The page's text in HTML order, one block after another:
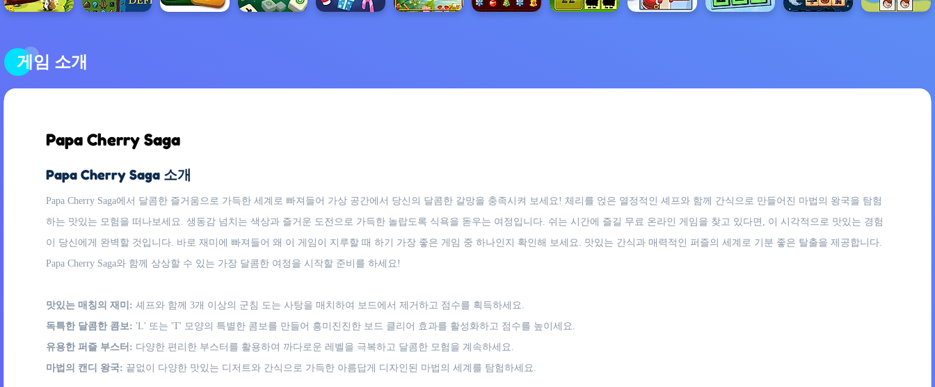
게임 소개
Papa Cherry Saga
Papa Cherry Saga 소개
Papa Cherry Saga에서 달콤한 즐거움으로 가득한 세계로 빠져들어 가상 공간에서 당신의 달콤한 갈망을 충족시켜 보세요! 체리를 얹은 열정적인 셰프와 함께 간식으로 만들어진 마법의 왕국을 탐험
하는 맛있는 모험을 떠나보세요. 생동감 넘치는 색상과 즐거운 도전으로 가득한 놀랍도록 식욕을 돋우는 여정입니다. 쉬는 시간에 즐길 무료 온라인 게임을 찾고 있다면, 이 시각적으로 맛있는 경험
이 당신에게 완벽할 것입니다. 바로 재미에 빠져들어 왜 이 게임이 지루할 때 하기 가장 좋은 게임 중 하나인지 확인해 보세요. 맛있는 간식과 매력적인 퍼즐의 세계로 기분 좋은 탈출을 제공합니다.
Papa Cherry Saga와 함께 상상할 수 있는 가장 달콤한 여정을 시작할 준비를 하세요!
맛있는 매칭의 재미: 셰프와 함께 3개 이상의 군침 도는 사탕을 매치하여 보드에서 제거하고 점수를 획득하세요.
독특한 달콤한 콤보: 'L' 또는 'T' 모양의 특별한 콤보를 만들어 흥미진진한 보드 클리어 효과를 활성화하고 점수를 높이세요.
유용한 퍼즐 부스터: 다양한 편리한 부스터를 활용하여 까다로운 레벨을 극복하고 달콤한 모험을 계속하세요.
마법의 캔디 왕국: 끝없이 다양한 맛있는 디저트와 간식으로 가득한 아름답게 디자인된 마법의 세계를 탐험하세요.